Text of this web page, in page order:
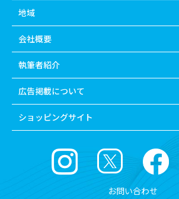
地域
会社概要
執筆者紹介
広告掲載について
ショッピングサイト
お問い合わせ